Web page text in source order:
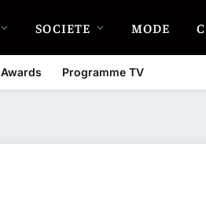
SOCIETE MODE
Awards Programme TV